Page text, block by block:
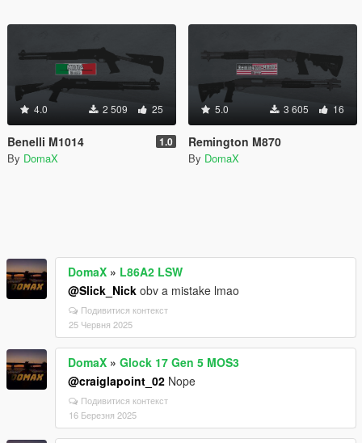
4.0 2 509 25
Benelli M1014 1.0
By DomaX
5.0 3 605 16
Remington M870
By DomaX
DomaX » L86A2 LSW
@Slick_Nick obv a mistake lmao
Подивитися контекст
25 Червня 2025
DomaX » Glock 17 Gen 5 MOS3
@craiglapoint_02 Nope
Подивитися контекст
16 Березня 2025